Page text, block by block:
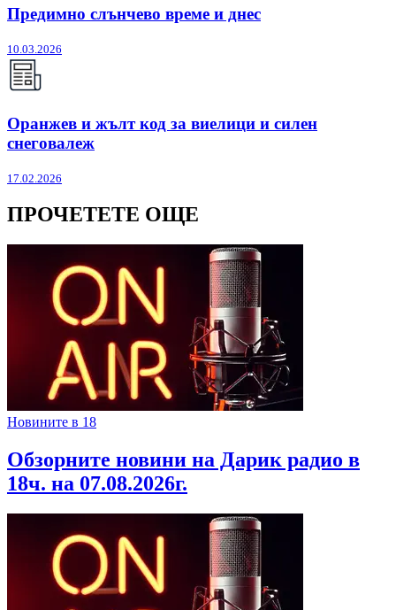
Предимно слънчево време и днес
10.03.2026
Оранжев и жълт код за виелици и силен
снеговалеж
17.02.2026
ПРОЧЕТЕТЕ ОЩЕ
Новините в 18
Обзорните новини на Дарик радио в
18ч. на 07.08.2026г.